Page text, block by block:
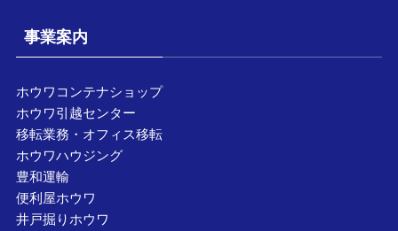
事業案内
ホウワコンテナショップ
ホウワ引越センター
移転業務・オフィス移転
ホウワハウジング
豊和運輸
便利屋ホウワ
井戸掘りホウワ